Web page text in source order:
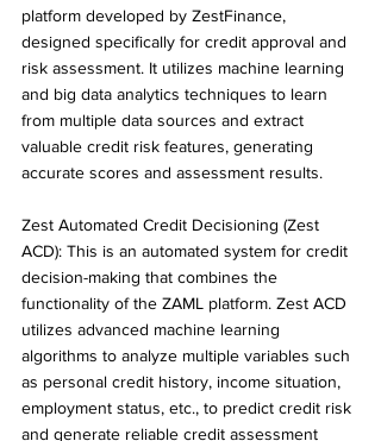
platform developed by ZestFinance,
designed specifically for credit approval and
risk assessment. It utilizes machine learning
and big data analytics techniques to learn
from multiple data sources and extract
valuable credit risk features, generating
accurate scores and assessment results.
Zest Automated Credit Decisioning (Zest
ACD): This is an automated system for credit
decision-making that combines the
functionality of the ZAML platform. Zest ACD
utilizes advanced machine learning
algorithms to analyze multiple variables such
as personal credit history, income situation,
employment status, etc., to predict credit risk
and generate reliable credit assessment